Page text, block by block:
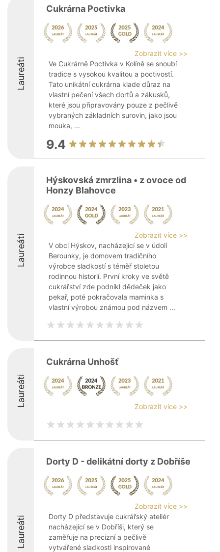
Laureáti
Cukrárna Poctivka
Zobrazit více >>
Ve Cukrárně Poctivka v Kolíně se snoubí
tradice s vysokou kvalitou a poctivostí.
Tato unikátní cukrárna klade důraz na
vlastní pečení všech dortů a zákusků,
které jsou připravovány pouze z pečlivě
vybraných základních surovin, jako jsou
mouka, ...
9.4
Laureáti
Hýskovská zmrzlina • z ovoce od
Honzy Blahovce
Zobrazit více >>
V obci Hýskov, nacházející se v údolí
Berounky, je domovem tradičního
výrobce sladkostí s téměř stoletou
rodinnou historií. První kroky ve světě
cukrářství zde podnikl dědeček jako
pekař, poté pokračovala maminka s
vlastní výrobou známou pod názvem ...
Laureáti
Cukrárna Unhošť
Zobrazit více >>
Laureáti
Dorty D - delikátní dorty z Dobříše
Zobrazit více >>
Dorty D představuje cukrářský ateliér
nacházející se v Dobříši, který se
zaměřuje na precizní a pečlivě
vytvářené sladkosti inspirované